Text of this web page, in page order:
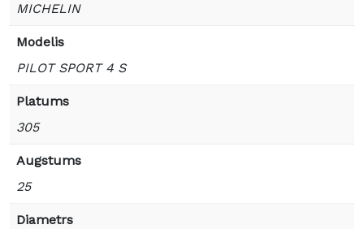
MICHELIN
Modelis
PILOT SPORT 4 S
Platums
305
Augstums
25
Diametrs